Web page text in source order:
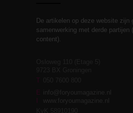
relaties
moeite!
De artikelen op deze website zijn
samenwerking met derde partijen
content).
T
E info@foryoumagazine.nl
www.foryoumagazine.nl